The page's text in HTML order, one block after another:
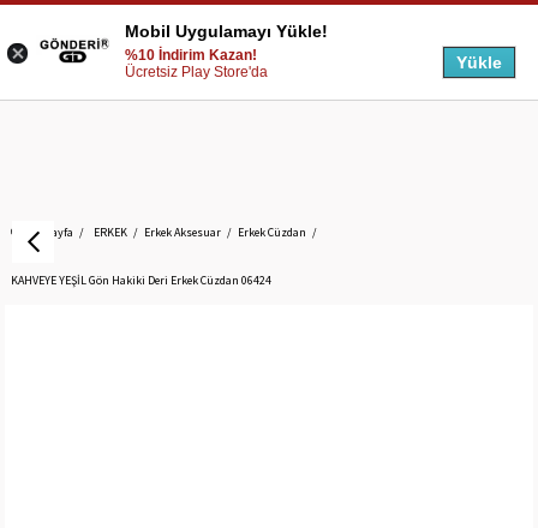
Anasayfa ERKEK Erkek Aksesuar Erkek Cüzdan
KAHVEYE YEŞİL Gön Hakiki Deri Erkek Cüzdan 06424
Mobil Uygulamayı Yükle!
%10 İndirim Kazan!
Ücretsiz Play Store'da
Yükle